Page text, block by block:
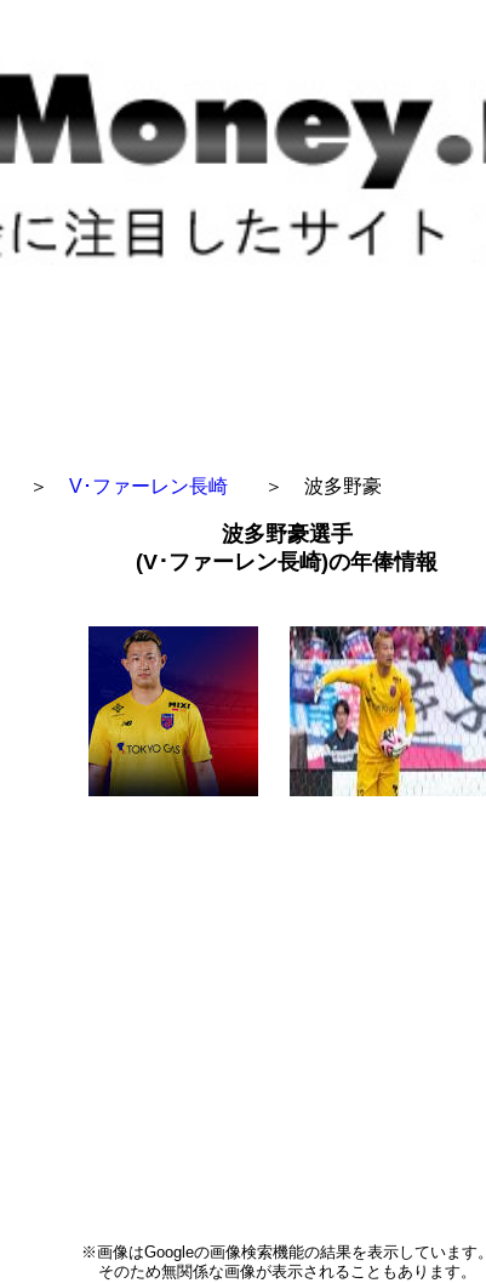
＞ V･ファーレン長崎 ＞ 波多野豪
波多野豪選手
(V･ファーレン長崎)の年俸情報
※画像はGoogleの画像検索機能の結果を表示しています。
そのため無関係な画像が表示されることもあります。